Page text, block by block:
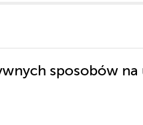
sposobów